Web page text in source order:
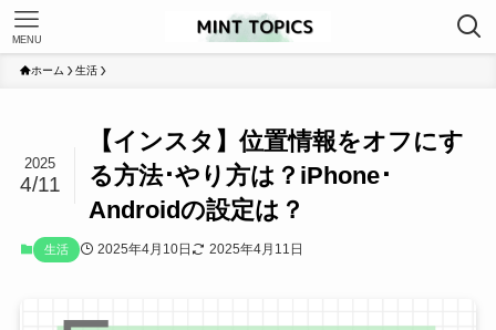
MENU
ホーム 生活
【インスタ】位置情報をオフにす
る方法･やり方は？iPhone･
Androidの設定は？
2025
4/11
生活 2025年4月10日 2025年4月11日